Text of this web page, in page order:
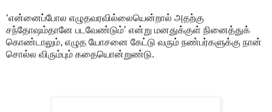
‘என்னைப்போல எழுதவரவில்லையென்றால் அதற்கு
சந்தோஷம்தானே படவேண்டும்’ என்று மனதுக்குள் நினைத்துக்
கொண்டாலும், எழுத யோசனை கேட்டு வரும் நண்பர்களுக்கு நான்
சொல்ல விரும்பும் கதையொன்றுண்டு.